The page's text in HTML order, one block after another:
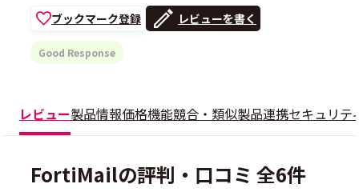
ブックマーク登録 レビューを書く
Good Response
レビュー製品情報価格機能競合・類似製品連携セキュリテ
FortiMailの評判・口コミ 全6件